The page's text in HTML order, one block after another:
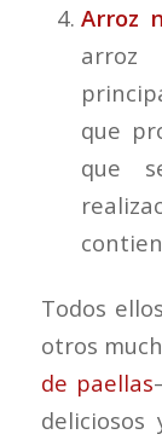
Arroz
arroz
que
que
Todos
otros
de paellas
deliciosos